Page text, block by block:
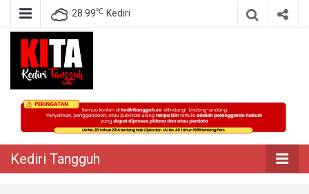
28.99℃ Kediri
Kediri Tangguh
Berita Akurat Terpercaya
Kediri Tangguh